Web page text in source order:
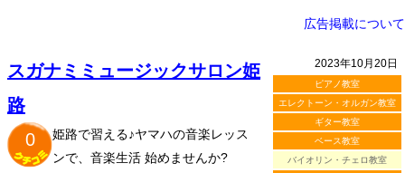
広告掲載について
2023年10月20日
ピアノ教室
エレクトーン・オルガン教室
ギター教室
ベース教室
バイオリン・チェロ教室
スガナミミュージックサロン姫
路
0
姫路で習える♪ヤマハの音楽レッス
ンで、音楽生活 始めませんか?